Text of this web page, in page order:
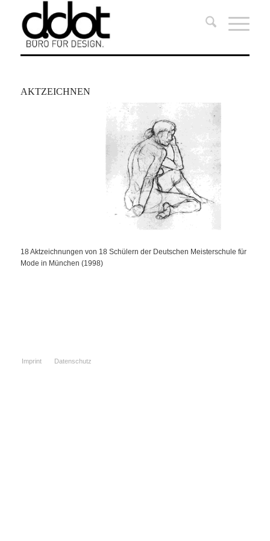
AKTZEICHNEN
18 Aktzeichnungen von 18 Schülern der Deutschen Meisterschule für
Mode in München (1998)
Imprint Datenschutz